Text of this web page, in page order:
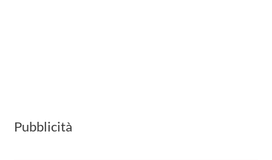
Pubblicità